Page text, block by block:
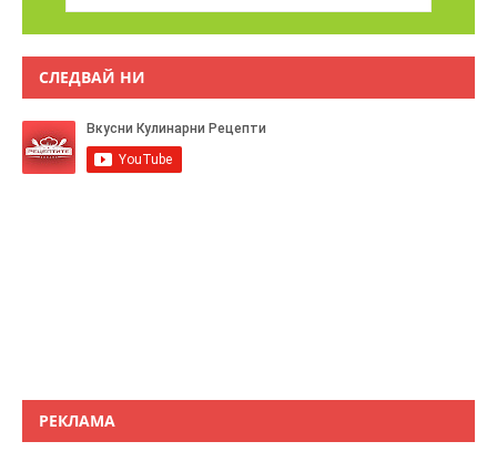
СЛЕДВАЙ НИ
РЕКЛАМА